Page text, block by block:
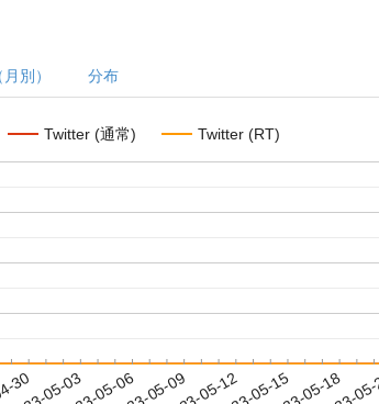
別） 分布
Twitter (通常) Twitter (RT)